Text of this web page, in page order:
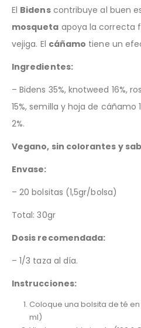
El Bidenscontribuye al buen
mosqueta apoya la correcta
vejiga. El cáñamo tiene un
Ingredientes:
– Bidens 35%, knotweed 16%,
15%, semilla y hoja de cáñamo
2%.
Vegano, sin colorantes y
Envase:
– 20 bolsitas (1,5gr/bolsa)
Total: 30gr
Dosis recomendada:
– 1/3 taza al día.
Instrucciones:
Coloque una bolsita de té
ml)